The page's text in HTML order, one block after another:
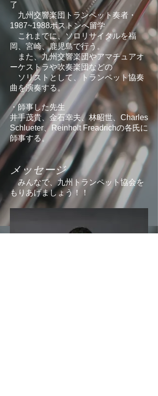
了
九州交響楽団トランペット奏者・
1987~1988ボストンへ留学
これまでに、ソロリサイタルを福
岡、宮崎、鹿児島で行う。
また、九州交響楽団やアマチュアオ
ーケストラや吹奏楽団などの
ソリストとして、トランペット協奏
曲を演奏する。
・師事した先生
井手茂貴、金石幸夫、林昭世、Charles
Schlueter、Reinholt Freadrichの各氏に
師事する。
メッセージ
みんなで、九州トランペット協会を
もりあげましょう！！